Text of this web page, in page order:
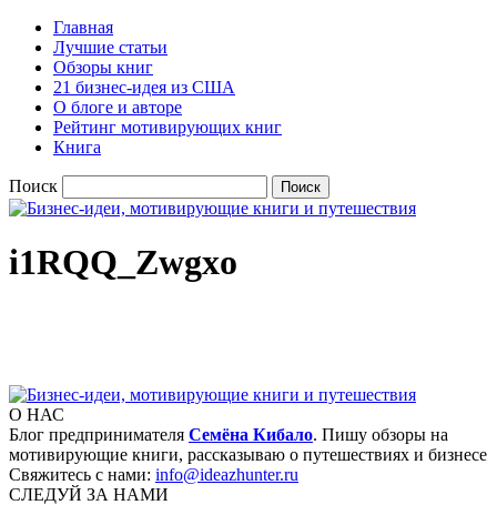
Главная
Лучшие статьи
Обзоры книг
21 бизнес-идея из США
О блоге и авторе
Рейтинг мотивирующих книг
Книга
Поиск
i1RQQ_Zwgxo
О НАС
Блог предпринимателя Семёна Кибало. Пишу обзоры на
мотивирующие книги, рассказываю о путешествиях и бизнесе
Свяжитесь с нами: info@ideazhunter.ru
СЛЕДУЙ ЗА НАМИ